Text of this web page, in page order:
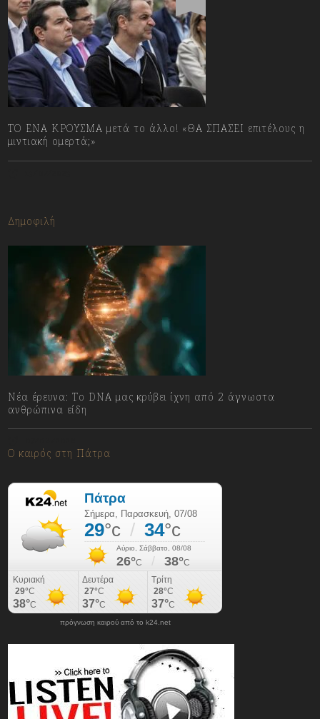
ΤΟ ΕΝΑ ΚΡΟΥΣΜΑ μετά το άλλο! «ΘΑ ΣΠΑΣΕΙ επιτέλους η
μιντιακή ομερτά;»
Δημοφιλή
Νέα έρευνα: Το DNA μας κρύβει ίχνη από 2 άγνωστα
ανθρώπινα είδη
Ο καιρός στη Πάτρα
πρόγνωση καιρού από το k24.net